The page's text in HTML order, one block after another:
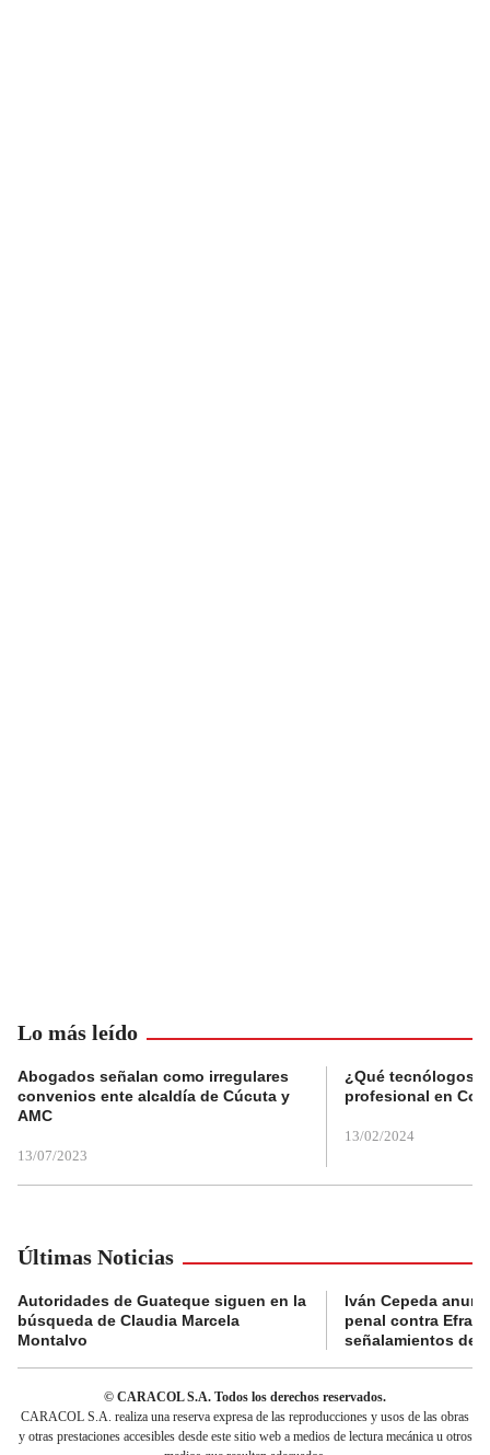
Lo más leído
Abogados señalan como irregulares
convenios ente alcaldía de Cúcuta y
AMC
13/07/2023
¿Qué tecnólogos
profesional en
13/02/2024
Últimas Noticias
Autoridades de Guateque siguen en la
búsqueda de Claudia Marcela
Montalvo
Iván Cepeda
penal contra
señalamientos de
© CARACOL S.A. Todos los derechos reservados.
CARACOL S.A. realiza una reserva expresa de las reproducciones y usos de las obras
y otras prestaciones accesibles desde este sitio web a medios de lectura mecánica u otros